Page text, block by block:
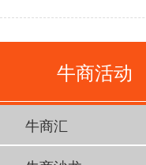
牛商活动
牛商汇